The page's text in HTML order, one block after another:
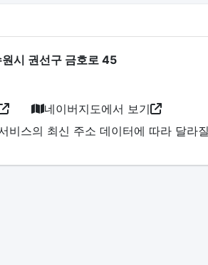
시 권선구 금호로 45
네이버지도에서 보기
비스의 최신 주소 데이터에 따라 달라